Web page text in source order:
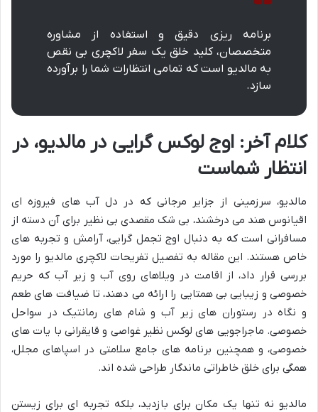
برنامه ریزی دقیق و استفاده از مشاوره
متخصصان، کلید خلق یک سفر لاکچری بی نقص
به مالدیو است که تمامی انتظارات شما را برآورده
سازد.
کلام آخر: اوج لوکس گرایی در مالدیو، در
انتظار شماست
مالدیو، سرزمینی از جزایر مرجانی که در دل آب های فیروزه ای
اقیانوس هند می درخشند، بی شک مقصدی بی نظیر برای آن دسته از
مسافرانی است که به دنبال اوج تجمل گرایی، آرامش و تجربه های
خاص هستند. این مقاله به تفصیل تفریحات لاکچری مالدیو را مورد
بررسی قرار داد، از اقامت در ویلاهای روی آب و زیر آب که حریم
خصوصی و زیبایی بی همتایی را ارائه می دهند، تا ضیافت های طعم
و نگاه در رستوران های زیر آب و شام های رمانتیک در سواحل
خصوصی. ماجراجویی های لوکس نظیر غواصی و قایقرانی با یات های
خصوصی، و همچنین برنامه های جامع سلامتی در اسپاهای مجلل،
همگی برای خلق خاطراتی ماندگار طراحی شده اند.
مالدیو نه تنها یک مکان برای بازدید، بلکه تجربه ای برای زیستن